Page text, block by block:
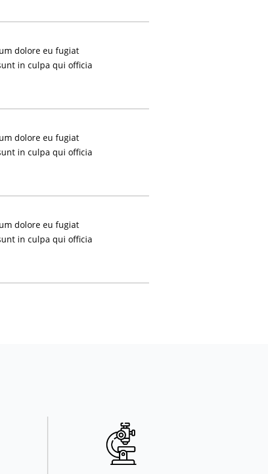
dolore eu fugiat
in culpa qui officia
dolore eu fugiat
in culpa qui officia
dolore eu fugiat
in culpa qui officia